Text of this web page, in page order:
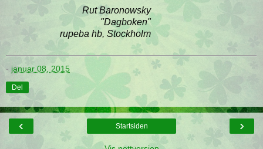
Rut Baronowsky
"Dagboken"
rupeba hb, Stockholm
- januar 08, 2015
Del
‹ ›
Startsiden